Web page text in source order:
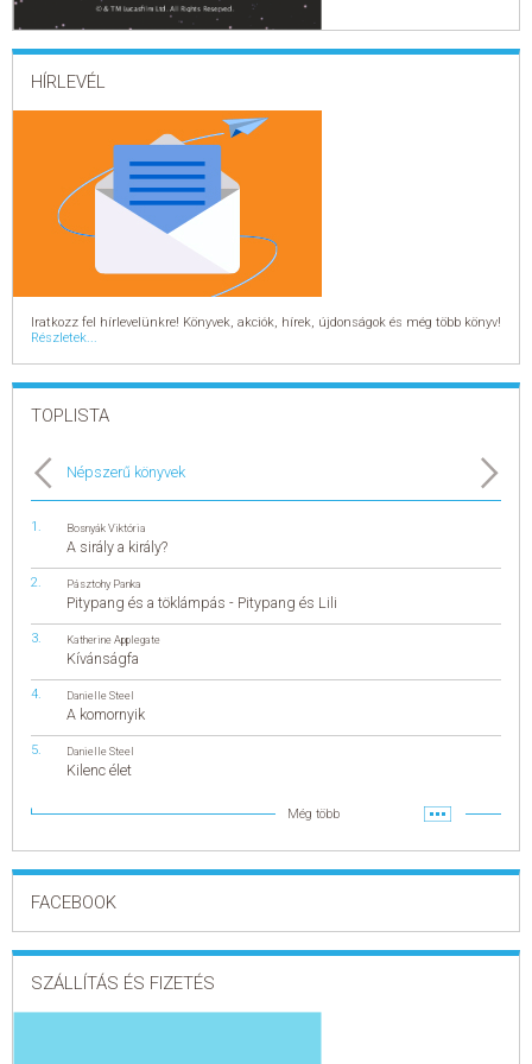
HÍRLEVÉL
Iratkozz fel hírlevelünkre! Könyvek, akciók, hírek, újdonságok és még több könyv!
Részletek...
TOPLISTA
Népszerű könyvek
Bosnyák Viktória
A sirály a király?
Pásztohy Panka
Pitypang és a töklámpás - Pitypang és Lili
Katherine Applegate
Kívánságfa
Danielle Steel
A komornyik
Danielle Steel
Kilenc élet
Még több
FACEBOOK
SZÁLLÍTÁS ÉS FIZETÉS
ELADÁSI SIKERLISTA
ÁLTALÁNOS SZERZŐDÉSI FELTÉTELEK
ADATKEZELÉSI ÉS ADATVÉDELMI SZABÁLYZAT